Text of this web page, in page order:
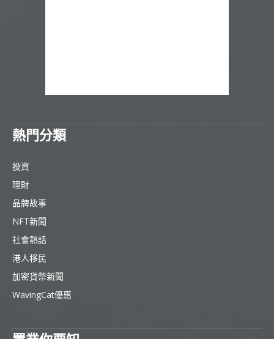
熱門分類
投資
理財
品牌故事
NFT新聞
社會熱話
港人移民
加密貨幣新聞
WavingCat優惠